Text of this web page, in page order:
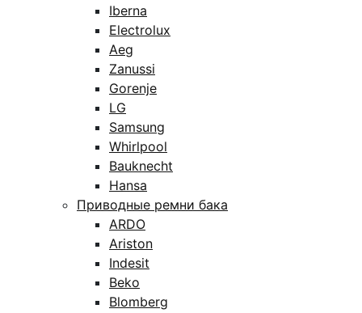
Iberna
Electrolux
Aeg
Zanussi
Gorenje
LG
Samsung
Whirlpool
Bauknecht
Hansa
Приводные ремни бака
ARDO
Ariston
Indesit
Beko
Blomberg